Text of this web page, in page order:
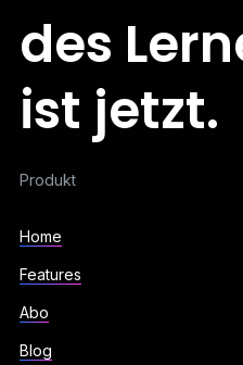
des
ist jetzt.
Produkt
Home
Features
Abo
Blog